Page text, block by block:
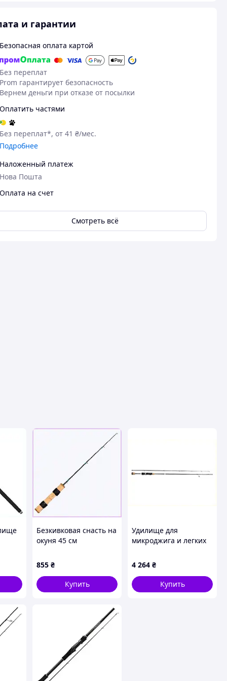
и гарантии
Безопасная оплата картой
Без переплат
Prom гарантирует безопасность
Вернем деньги при отказе от посылки
Оплатить частями
Без переплат*, от 41 ₴/мес.
Подробнее
Наложенный платеж
Нова Пошта
Оплата на счет
Смотреть всё
Олег К.
Відносно легке вудлище.
Преимущества
Безкивковая снасть на
окуня 45 см
771240BE3
855 ₴
Купить
Удилище для
микроджига и легких
Метсуи 7AXX712648
4 264 ₴
Купить